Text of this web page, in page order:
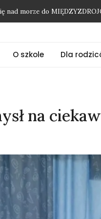
O szkole Dla
na